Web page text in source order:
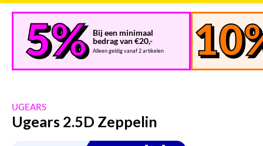
Bij een minimaal
bedrag van €20,-
Alleen geldig vanaf 2 artikelen
UGEARS
Ugears 2.5D Zeppelin